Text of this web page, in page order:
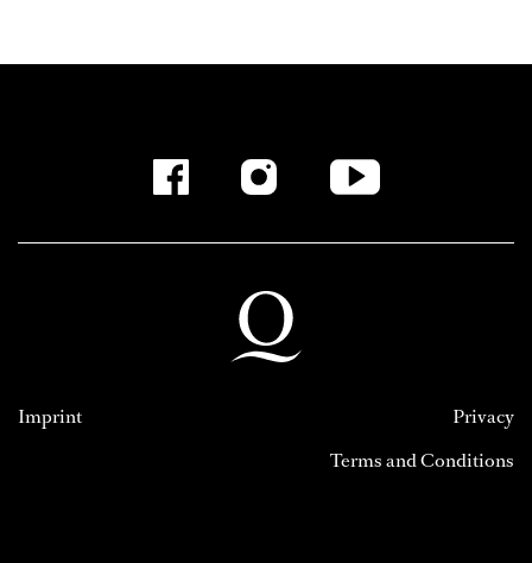
Imprint
Privacy
Terms and Conditions